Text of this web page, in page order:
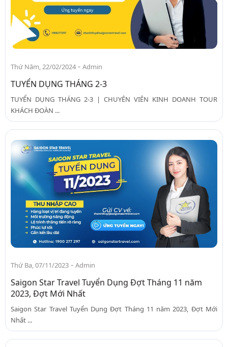
Thứ Năm, 22/02/2024 - Admin
TUYỂN DỤNG THÁNG 2-3
TUYỂN DỤNG THÁNG 2-3 | CHUYÊN VIÊN KINH DOANH TOUR
KHÁCH ĐOÀN ...
Thứ Ba, 07/11/2023 - Admin
Saigon Star Travel Tuyển Dụng Đợt Tháng 11 năm
2023, Đợt Mới Nhất
Saigon Star Travel Tuyển Dụng Đợt Tháng 11 năm 2023, Đợt Mới
Nhất ...